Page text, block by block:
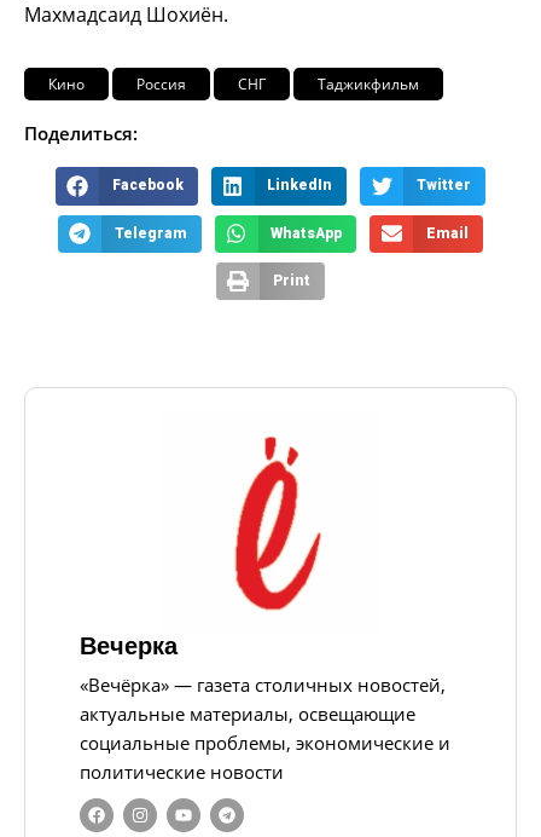
Махмадсаид Шохиён.
Кино Россия СНГ Таджикфильм
Поделиться:
Facebook LinkedIn Twitter
Telegram WhatsApp Email
Print
Вечерка
«Вечёрка» — газета столичных новостей,
актуальные материалы, освещающие
социальные проблемы, экономические и
политические новости